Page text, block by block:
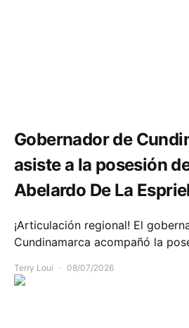
Gobernador de
asiste a la posesión
Abelardo De La
¡Articulación regional! El
Cundinamarca acompañó la
Terry Loui 08/07/2026